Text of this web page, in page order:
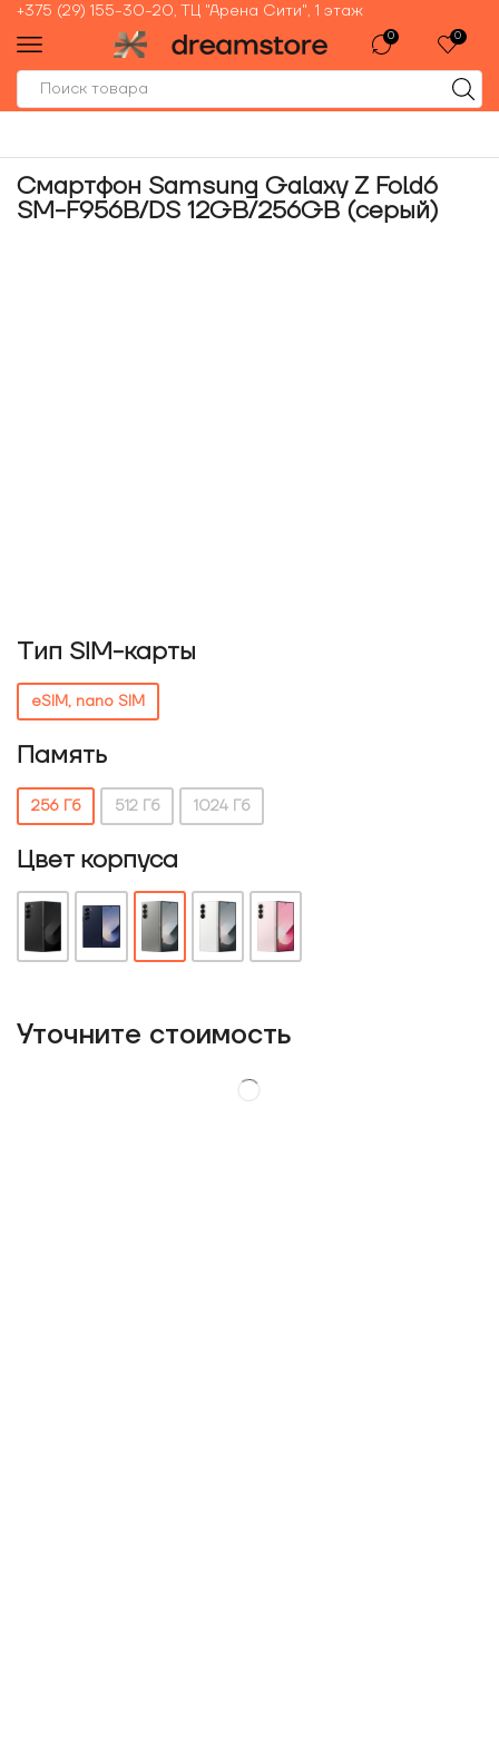
+375 (29) 155-30-20, ТЦ "Арена Сити", 1 этаж
0 0
Смартфон Samsung Galaxy Z Fold6
SM-F956B/DS 12GB/256GB (серый)
Тип SIM-карты
eSIM, nano SIM
Память
256 Гб 512 Гб 1024 Гб
Цвет корпуса
Уточнитe стоимость